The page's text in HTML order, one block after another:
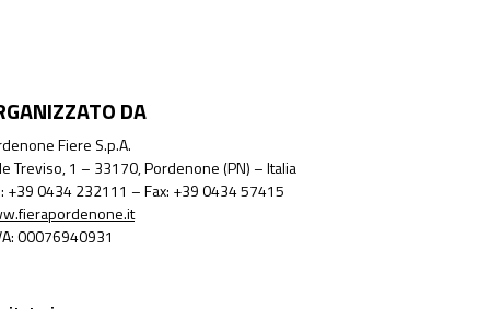
DA
Fiere S.p.A.
Treviso, 1 – 33170, Pordenone (PN) – Italia
+39 0434 232111 – Fax: +39 0434 57415
00076940931